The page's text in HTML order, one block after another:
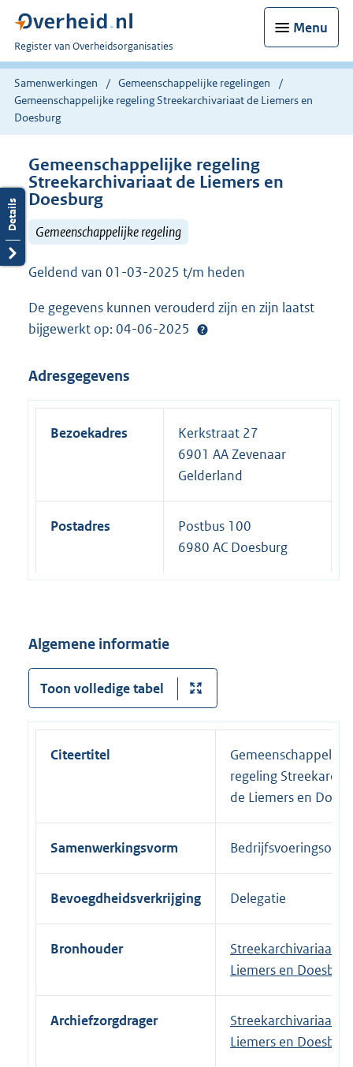
Menu
U
bent
nu
hier:
Register van Overheidsorganisaties
Samenwerkingen
Gemeenschappelijke regelingen
Gemeenschappelijke regeling Streekarchivariaat de Liemers en
Doesburg
Gemeenschappelijke regeling
Streekarchivariaat de Liemers en
Doesburg
Gemeenschappelijke regeling
Geldend van 01-03-2025 t/m heden
De gegevens kunnen verouderd zijn en zijn laatst
bijgewerkt op: 04-06-2025
Adresgegevens
Bezoekadres
Kerkstraat 27
6901 AA Zevenaar
Gelderland
Postadres
Postbus 100
6980 AC Doesburg
Algemene informatie
Toon volledige tabel
Citeertitel
Gemeenschappelijke
regeling
de Liemers en
Samenwerkingsvorm
Bevoegdheidsverkrijging Delegatie
Bronhouder
Streekarchivariaat
Liemers en Doesburg
Archiefzorgdrager
Streekarchivariaat
Liemers en Doesburg